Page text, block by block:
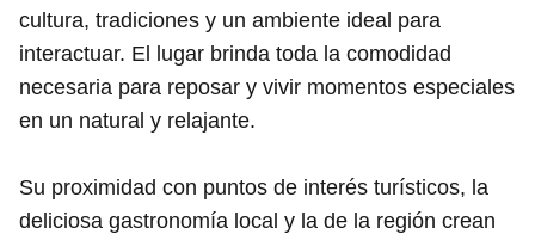
cultura, tradiciones y un ambiente ideal para
interactuar. El lugar brinda toda la comodidad
necesaria para reposar y vivir momentos especiales
en un natural y relajante.
Su proximidad con puntos de interés turísticos, la
deliciosa gastronomía local y la de la región crean